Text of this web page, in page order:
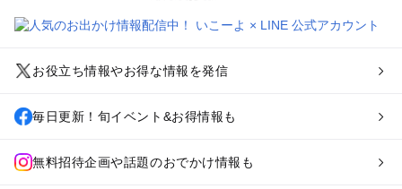
お役立ち情報やお得な情報を発信
毎日更新！旬イベント&お得情報も
無料招待企画や話題のおでかけ情報も